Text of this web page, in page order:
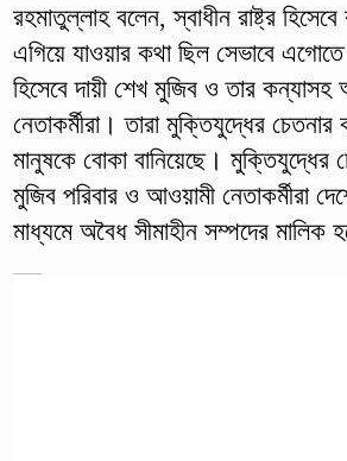
রহমাতুল্লাহ বলেন, স্বাধীন রাষ্ট্র হিসেবে
এগিয়ে যাওয়ার কথা ছিল সেভাবে
হিসেবে দায়ী শেখ মুজিব ও তার কন্যাসহ
নেতাকর্মীরা। তারা মুক্তিযুদ্ধের চেতনার
মানুষকে বোকা বানিয়েছে। মুক্তিযুদ্ধের
মুজিব পরিবার ও আওয়ামী নেতাকর্মীরা
মাধ্যমে অবৈধ সীমাহীন সম্পদের মালিক